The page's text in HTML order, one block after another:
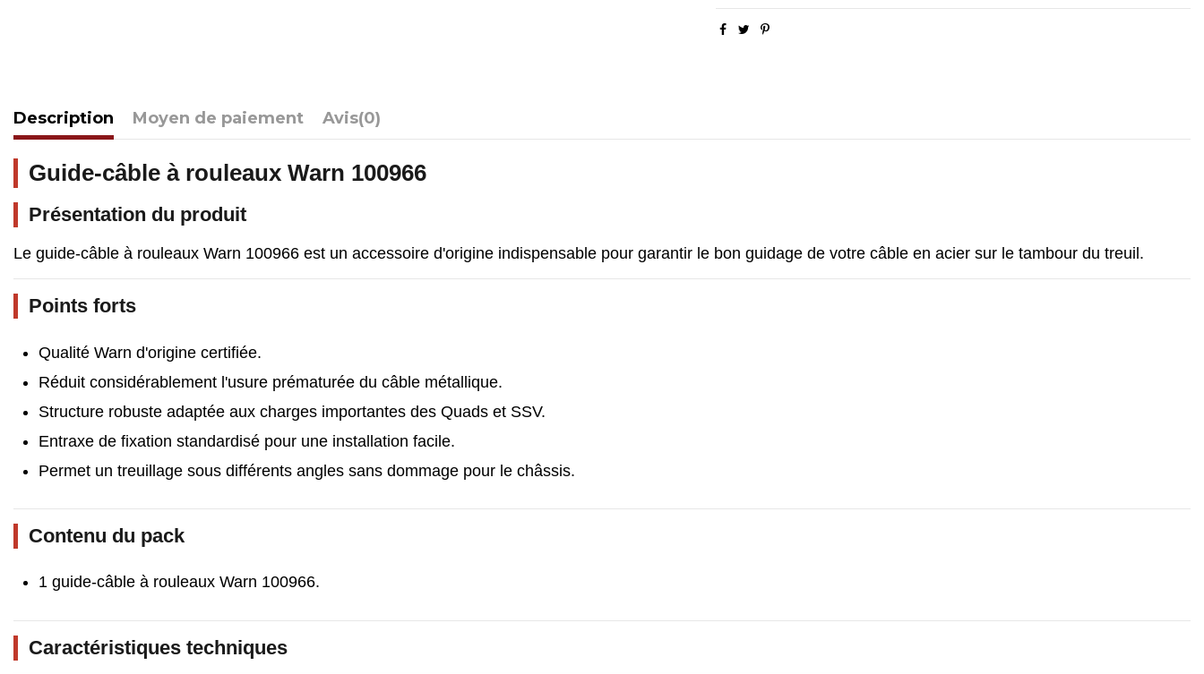
Description Moyen de paiement Avis(0)
Guide-câble à rouleaux Warn 100966
Présentation du produit
Le guide-câble à rouleaux Warn 100966 est un accessoire d'origine indispensable pour garantir le bon guidage de votre câble en acier sur le tambour du treuil.
Points forts
Qualité Warn d'origine certifiée.
Réduit considérablement l'usure prématurée du câble métallique.
Structure robuste adaptée aux charges importantes des Quads et SSV.
Entraxe de fixation standardisé pour une installation facile.
Permet un treuillage sous différents angles sans dommage pour le châssis.
Contenu du pack
1 guide-câble à rouleaux Warn 100966.
Caractéristiques techniques